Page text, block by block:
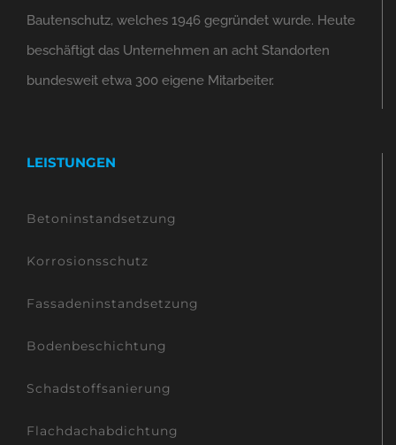
Bautenschutz, welches 1946 gegründet wurde. Heute
beschäftigt das Unternehmen an acht Standorten
bundesweit etwa 300 eigene Mitarbeiter.
LEISTUNGEN
Betoninstandsetzung
Korrosionsschutz
Fassadeninstandsetzung
Bodenbeschichtung
Schadstoffsanierung
Flachdachabdichtung